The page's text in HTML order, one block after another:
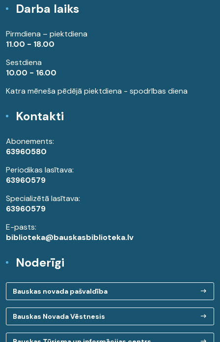
Darba laiks
Pirmdiena – piektdiena
11.00 - 18.00
Sestdiena
10.00 - 16.00
Katra mēneša pēdējā piektdiena - spodrības diena
Kontakti
Abonements:
63960580
Periodikas lasītava:
63960579
Specializētā lasītava:
63960579
E-pasts:
biblioteka@bauskasbiblioteka.lv
Noderīgi
Bauskas novada pašvaldība
Bauskas Novada Vēstnesis